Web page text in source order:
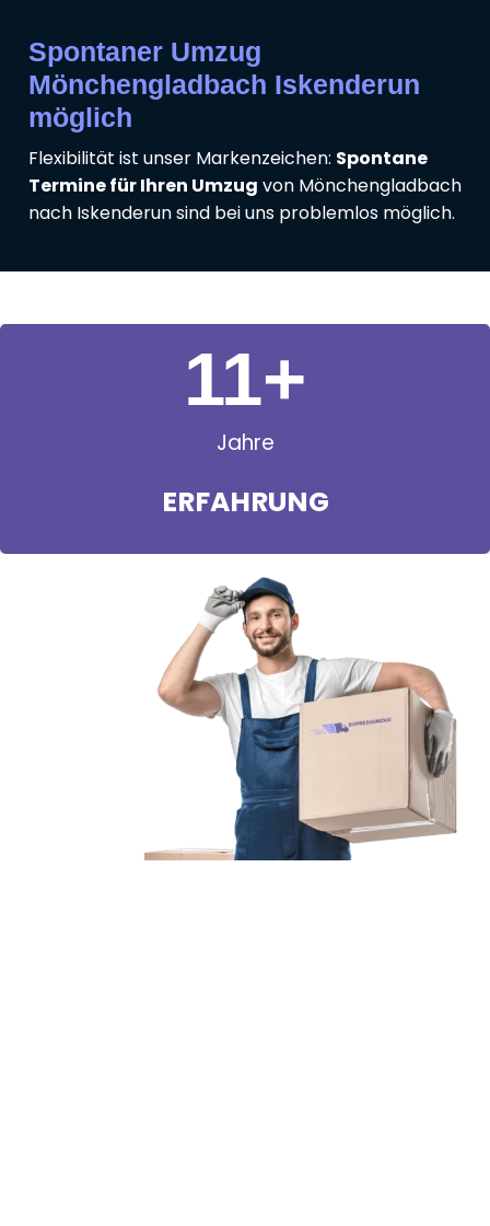
Spontaner Umzug
Mönchengladbach Iskenderun
möglich
Flexibilität ist unser Markenzeichen: Spontane
Termine für Ihren Umzug von Mönchengladbach
nach Iskenderun sind bei uns problemlos möglich.
Jahre
ERFAHRUNG
11+